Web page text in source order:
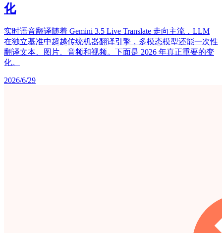
化
实时语音翻译随着 Gemini 3.5 Live Translate 走向主流，LLM
在独立基准中超越传统机器翻译引擎，多模态模型还能一次性
翻译文本、图片、音频和视频。下面是 2026 年真正重要的变
化。
2026/6/29